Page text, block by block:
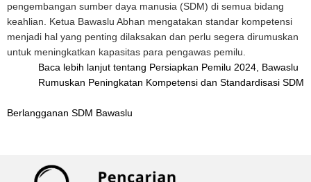
pengembangan sumber daya manusia (SDM) di semua bidang
keahlian. Ketua Bawaslu Abhan mengatakan standar kompetensi
menjadi hal yang penting dilaksakan dan perlu segera dirumuskan
untuk meningkatkan kapasitas para pengawas pemilu.
Baca lebih lanjut tentang Persiapkan Pemilu 2024, Bawaslu
Rumuskan Peningkatan Kompetensi dan Standardisasi SDM
Berlangganan SDM Bawaslu